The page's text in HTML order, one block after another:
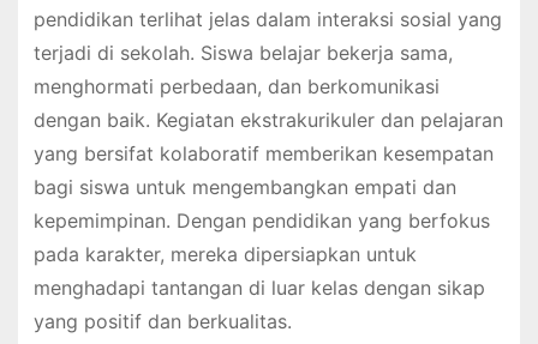
pendidikan terlihat jelas dalam interaksi sosial yang
terjadi di sekolah. Siswa belajar bekerja sama,
menghormati perbedaan, dan berkomunikasi
dengan baik. Kegiatan ekstrakurikuler dan pelajaran
yang bersifat kolaboratif memberikan kesempatan
bagi siswa untuk mengembangkan empati dan
kepemimpinan. Dengan pendidikan yang berfokus
pada karakter, mereka dipersiapkan untuk
menghadapi tantangan di luar kelas dengan sikap
yang positif dan berkualitas.